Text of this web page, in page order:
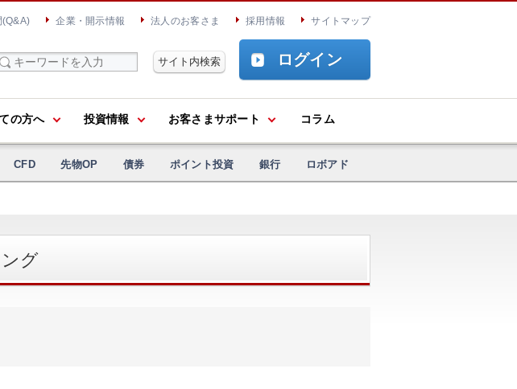
(Q&A) 企業・開示情報 法人のお客さま 採用情報 サイトマップ
ログイン
の方へ 投資情報 お客さまサポート コラム
CFD 先物OP 債券 ポイント投資 銀行 ロボアド
グ